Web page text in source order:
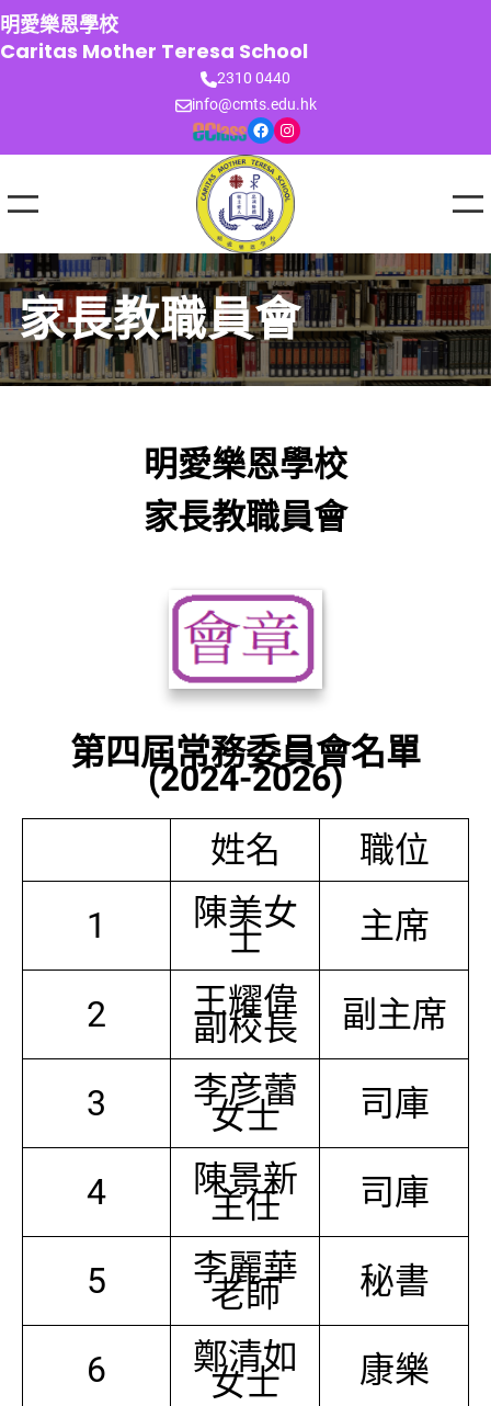
跳
至
主
明愛樂恩學校
Caritas Mother Teresa School
2310 0440
info@cmts.edu.hk
Facebook Instagram
家長教職員會
明愛樂恩學校
家長教職員會
第四屆常務委員會名單
(2024-2026)
姓名
職位
1
陳美女
士 主席
2 王耀偉
副校長 副主席
3 李彦蕾
女士 司庫
4 陳景新
主任 司庫
5 李麗華
老師 秘書
6 鄭清如
女士 康樂